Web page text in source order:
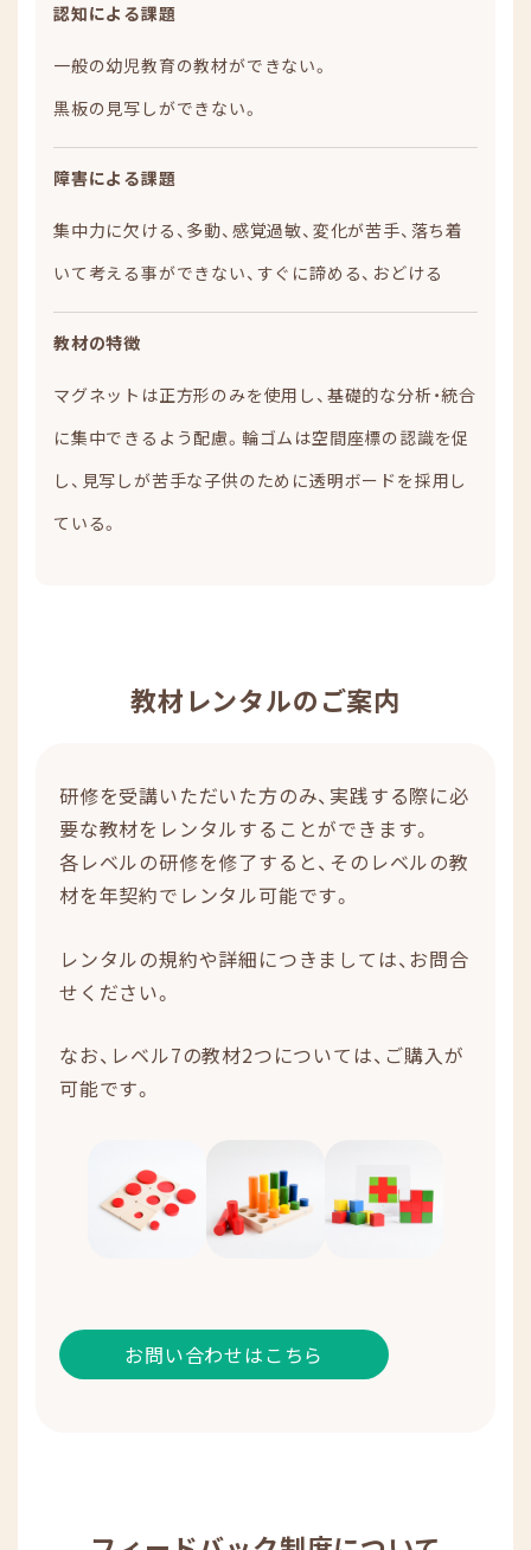
認知による課題
一般の幼児教育の教材ができない。
黒板の見写しができない。
障害による課題
集中力に欠ける、多動、感覚過敏、変化が苦手、落ち着
いて考える事ができない、すぐに諦める、おどける
教材の特徴
マグネットは正方形のみを使用し、基礎的な分析・統合
に集中できるよう配慮。輪ゴムは空間座標の認識を促
し、見写しが苦手な子供のために透明ボードを採用し
ている。
教材レンタルのご案内
研修を受講いただいた方のみ、実践する際に必
要な教材をレンタルすることができます。
各レベルの研修を修了すると、そのレベルの教
材を年契約でレンタル可能です。
レンタルの規約や詳細につきましては、お問合
せください。
なお、レベル7の教材2つについては、ご購入が
可能です。
お問い合わせはこちら